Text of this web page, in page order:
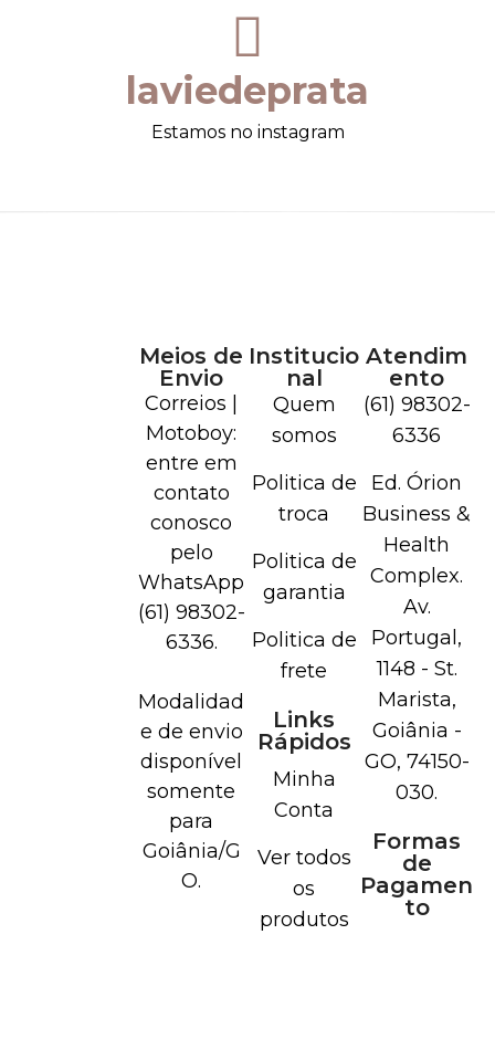
laviedeprata
Estamos no instagram
Meios de
Envio
Correios |
Motoboy:
entre em
contato
conosco
pelo
WhatsApp
(61) 98302-
6336.
Modalidad
e de envio
disponível
somente
para
Goiânia/G
O.
Institucio
nal
Quem
somos
Politica de
troca
Politica de
garantia
Politica de
frete
Links
Rápidos
Minha
Conta
Ver todos
os
produtos
Atendim
ento
(61) 98302-
6336
Ed. Órion
Business &
Health
Complex.
Av.
Portugal,
1148 - St.
Marista,
Goiânia -
GO, 74150-
030.
Formas
de
Pagamen
to